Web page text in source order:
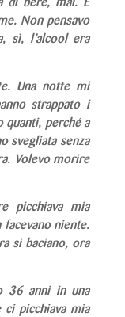
di bere, mai. È
Non pensavo
sì, l’alcool era
Una notte mi
strappato i
quanti, perché a
svegliata senza
Volevo morire
picchiava mia
niente.
si baciano, ora
36 anni in una
ci picchiava mia